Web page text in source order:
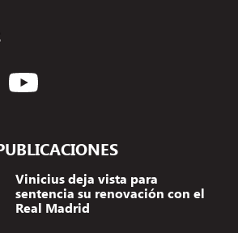
Vinicius deja vista para
sentencia su renovación con el
Real Madrid